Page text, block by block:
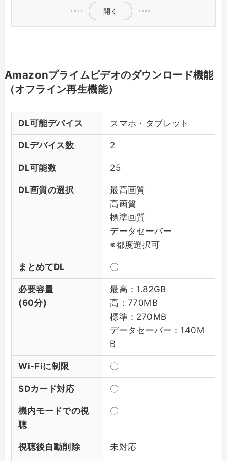
開く
Amazonプライムビデオのダウンロード機能
（オフライン再生機能）
DL可能デバイス スマホ・タブレット
DLデバイス数 2
DL可能数 25
DL画質の選択
最高画質
高画質
標準画質
データセーバー
※都度選択可
まとめてDL 〇
必要容量
(60分)
最高：1.82GB
高：770MB
標準：270MB
データセーバー：140M
B
Wi-Fiに制限 〇
SDカード対応 〇
機内モードでの視
聴
〇
視聴後自動削除 未対応